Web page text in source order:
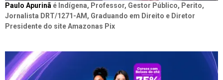
Paulo Apurinã é Indígena, Professor, Gestor Público, Perito,
Jornalista DRT/1271-AM, Graduando em Direito e Diretor
Presidente do site Amazonas Pix